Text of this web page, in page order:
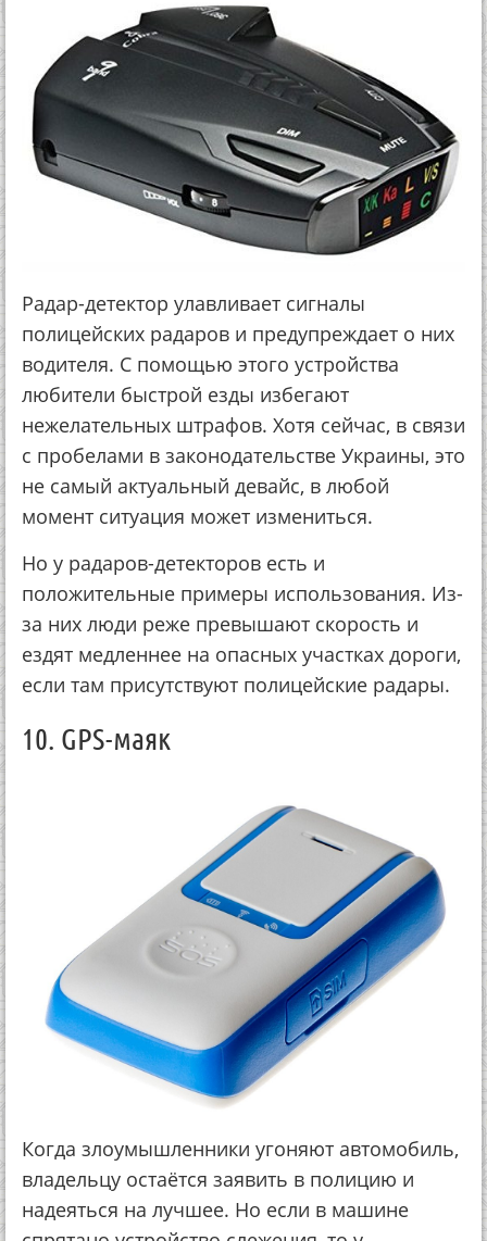
Радар-детектор улавливает сигналы
полицейских радаров и предупреждает о них
водителя. С помощью этого устройства
любители быстрой езды избегают
нежелательных штрафов. Хотя сейчас, в связи
с пробелами в законодательстве Украины, это
не самый актуальный девайс, в любой
момент ситуация может измениться.
Но у радаров-детекторов есть и
положительные примеры использования. Из-
за них люди реже превышают скорость и
ездят медленнее на опасных участках дороги,
если там присутствуют полицейские радары.
10. GPS-маяк
Когда злоумышленники угоняют автомобиль,
владельцу остаётся заявить в полицию и
надеяться на лучшее. Но если в машине